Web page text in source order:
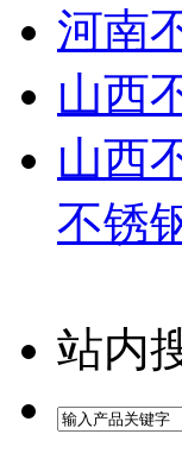
河南
山西
山西
不锈
站内